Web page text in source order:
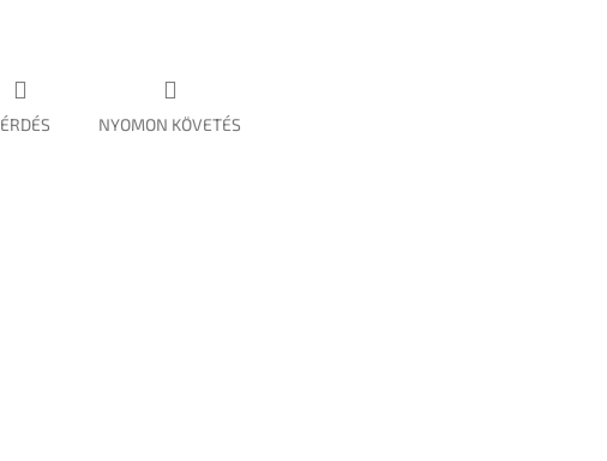
NYOMON KÖVETÉS